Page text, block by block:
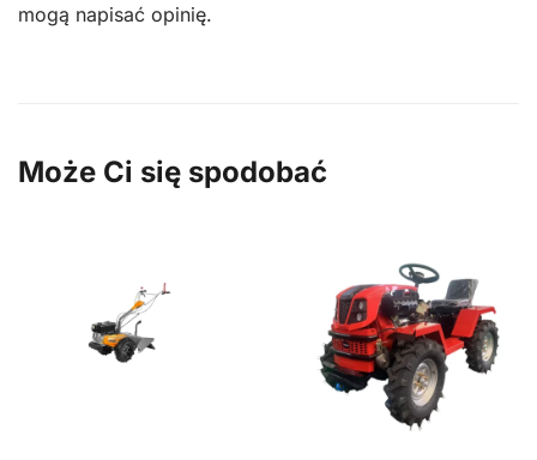
mogą napisać opinię.
Może Ci się spodobać